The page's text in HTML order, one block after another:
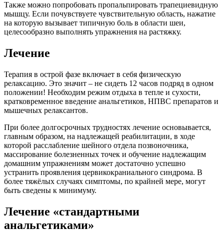
Также можно попробовать пропальпировать трапециевидную
мышцу. Если почувствуете чувствительную область, нажатие
на которую вызывает типичную боль в области шеи,
целесообразно выполнять упражнения на растяжку.
Лечение
Терапия в острой фазе включает в себя физическую
релаксацию. Это значит – не сидеть 12 часов подряд в одном
положении! Необходим режим отдыха в тепле и сухости,
кратковременное введение анальгетиков, НПВС препаратов и
мышечных релаксантов.
При более долгосрочных трудностях лечение основывается,
главным образом, на надлежащей реабилитации, в ходе
которой расслабление шейного отдела позвоночника,
массирование болезненных точек и обучение надлежащим
домашним упражнениям может достаточно успешно
устранить проявления цервикокраниального синдрома. В
более тяжёлых случаях симптомы, по крайней мере, могут
быть сведены к минимуму.
Лечение «стандартными
анальгетиками»